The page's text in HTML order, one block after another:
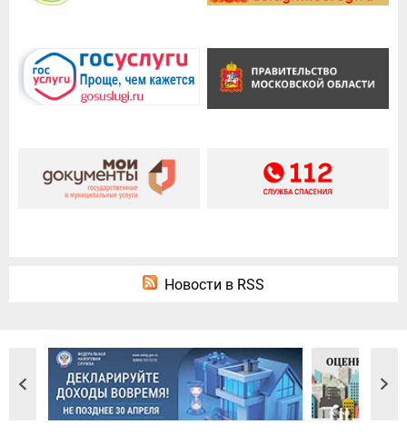
Новости в RSS